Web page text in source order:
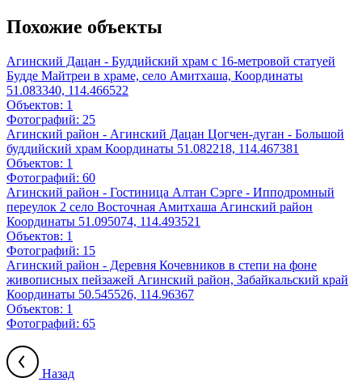
Похожие объекты
Агинский Дацан - Буддийский храм с 16-метровой статуей
Будде Майтреи в храме, село Амитхаша, Координаты
51.083340, 114.466522
Объектов: 1
Фотографий: 25
Агинский район - Агинский Дацан Цогчен-дуган - Большой
буддийский храм Координаты 51.082218, 114.467381
Объектов: 1
Фотографий: 60
Агинский район - Гостиница Алтан Сэрге - Ипподромный
переулок 2 село Восточная Амитхаша Агинский район
Координаты 51.095074, 114.493521
Объектов: 1
Фотографий: 15
Агинский район - Деревня Кочевников в степи на фоне
живописных пейзажей Агинский район, Забайкальский край
Координаты 50.545526, 114.96367
Объектов: 1
Фотографий: 65
Назад